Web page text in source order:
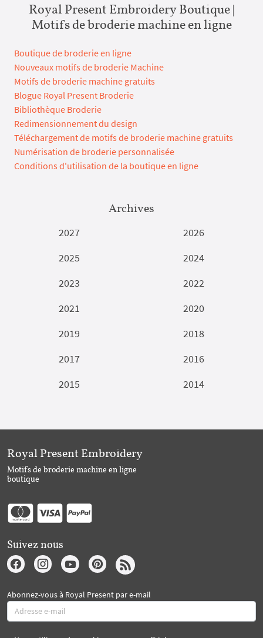
Royal Present Embroidery Boutique |
Motifs de broderie machine en ligne
Boutique de broderie en ligne
Nouveaux motifs de broderie Machine
Motifs de broderie machine gratuits
Blogue Royal Present Broderie
Bibliothèque Broderie
Redimensionnement du design
Téléchargement de motifs de broderie machine gratuits
Numérisation de broderie personnalisée
Conditions d'utilisation de la boutique en ligne
Archives
2027
2026
2025
2024
2023
2022
2021
2020
2019
2018
2017
2016
2015
2014
Royal Present Embroidery
Motifs de broderie machine en ligne
boutique
Suivez nous
Abonnez-vous à Royal Present par e-mail